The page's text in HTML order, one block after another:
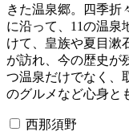
きた温泉郷。四季折
に沿って、11の温泉
けて、皇族や夏目漱
が訪れ、今の歴史が
つ温泉だけでなく、
のグルメなど心身と
西那須野